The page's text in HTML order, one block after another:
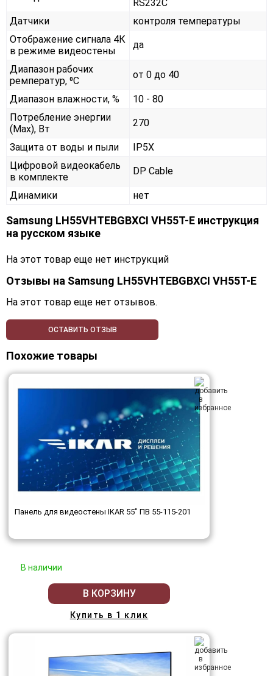
RS232С
Датчики
контроля температуры
Отображение сигнала 4К
в режиме видеостены
да
Диапазон рабочих
ремператур, ⁰С
от 0 до 40
Диапазон влажности, %
10 - 80
Потребление энергии
(Max), Вт
270
Защита от воды и пыли
IP5X
Цифровой видеокабель
в комплекте
DP Cable
Динамики нет
Samsung LH55VHTEBGBXCI VH55T-E инструкция
на русском языке
На этот товар еще нет инструкций
Отзывы на Samsung LH55VHTEBGBXCI VH55T-E
На этот товар еще нет отзывов.
ОСТАВИТЬ ОТЗЫВ
Похожие товары
Панель для видеостены IKAR 55" ПВ 55-115-201
В наличии
В КОРЗИНУ
Купить в 1 клик